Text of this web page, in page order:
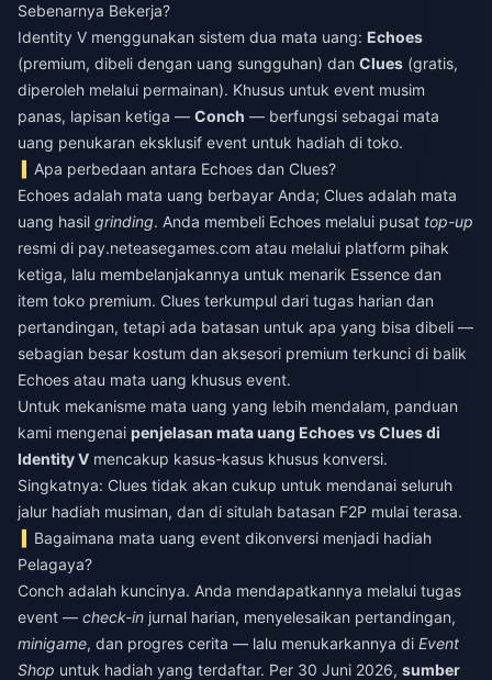
Sebenarnya Bekerja?
Identity V menggunakan sistem dua mata uang: Echoes
(premium, dibeli dengan uang sungguhan) dan Clues (gratis,
diperoleh melalui permainan). Khusus untuk event musim
panas, lapisan ketiga — Conch — berfungsi sebagai mata
uang penukaran eksklusif event untuk hadiah di toko.
Apa perbedaan antara Echoes dan Clues?
Echoes adalah mata uang berbayar Anda; Clues adalah mata
uang hasil grinding. Anda membeli Echoes melalui pusat top-up
resmi di pay.neteasegames.com atau melalui platform pihak
ketiga, lalu membelanjakannya untuk menarik Essence dan
item toko premium. Clues terkumpul dari tugas harian dan
pertandingan, tetapi ada batasan untuk apa yang bisa dibeli —
sebagian besar kostum dan aksesori premium terkunci di balik
Echoes atau mata uang khusus event.
Untuk mekanisme mata uang yang lebih mendalam, panduan
kami mengenai penjelasan mata uang Echoes vs Clues di
Identity V mencakup kasus-kasus khusus konversi.
Singkatnya: Clues tidak akan cukup untuk mendanai seluruh
jalur hadiah musiman, dan di situlah batasan F2P mulai terasa.
Bagaimana mata uang event dikonversi menjadi hadiah
Pelagaya?
Conch adalah kuncinya. Anda mendapatkannya melalui tugas
event — check-in jurnal harian, menyelesaikan pertandingan,
minigame, dan progres cerita — lalu menukarkannya di Event
Shop untuk hadiah yang terdaftar. Per 30 Juni 2026, sumber